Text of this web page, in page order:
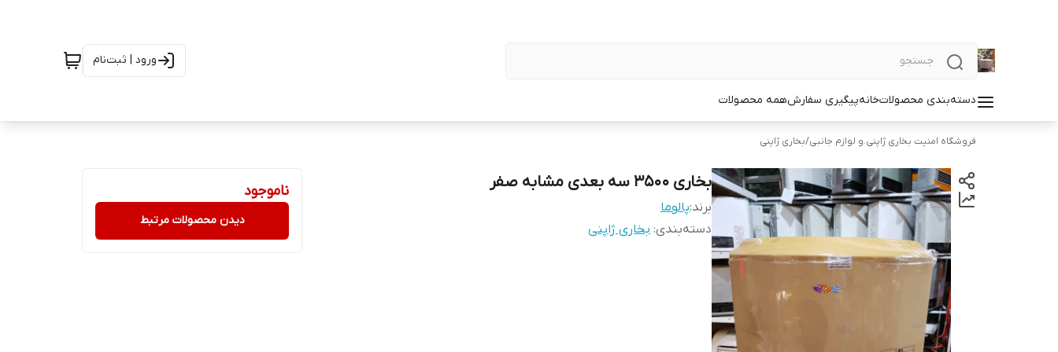
ورود | ثبت‌نام
دسته‌بندی محصولاتخانهپیگیری سفارشهمه محصولات
فروشگاه امنیت بخاری ژاپنی.و لوازم جانبی/بخاری ژاپنی
بخاری ۳۵۰۰ سه بعدی مشابه صفر
برند:پالوما
دسته‌بندی: بخاری ژاپنی
ناموجود
دیدن محصولات مرتبط